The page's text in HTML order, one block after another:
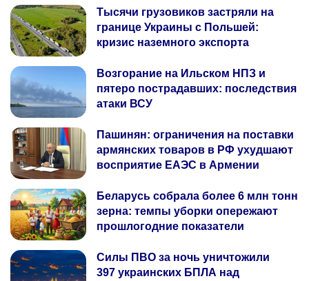
Тысячи грузовиков застряли на
границе Украины с Польшей:
кризис наземного экспорта
Возгорание на Ильском НПЗ и
пятеро пострадавших: последствия
атаки ВСУ
Пашинян: ограничения на поставки
армянских товаров в РФ ухудшают
восприятие ЕАЭС в Армении
Беларусь собрала более 6 млн тонн
зерна: темпы уборки опережают
прошлогодние показатели
Силы ПВО за ночь уничтожили
397 украинских БПЛА над